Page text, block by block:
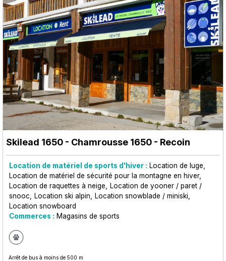
Skilead 1650 - Chamrousse 1650 - Recoin
Location de matériel de sports d'hiver : Location de luge
Location de matériel de sécurité pour la montagne en hiver
Location de raquettes à neige
Location de yooner / paret /
snooc
Location ski alpin
Location snowblade / miniski
Location snowboard
Commerces : Magasins de sports
Arrêt de bus à moins de 500 m